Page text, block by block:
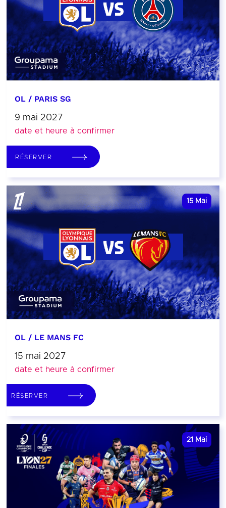
OL / PARIS SG
9 mai 2027
date et heure à confirmer
RÉSERVER
15 Mai
OL / LE MANS FC
15 mai 2027
date et heure à confirmer
RÉSERVER
21 Mai